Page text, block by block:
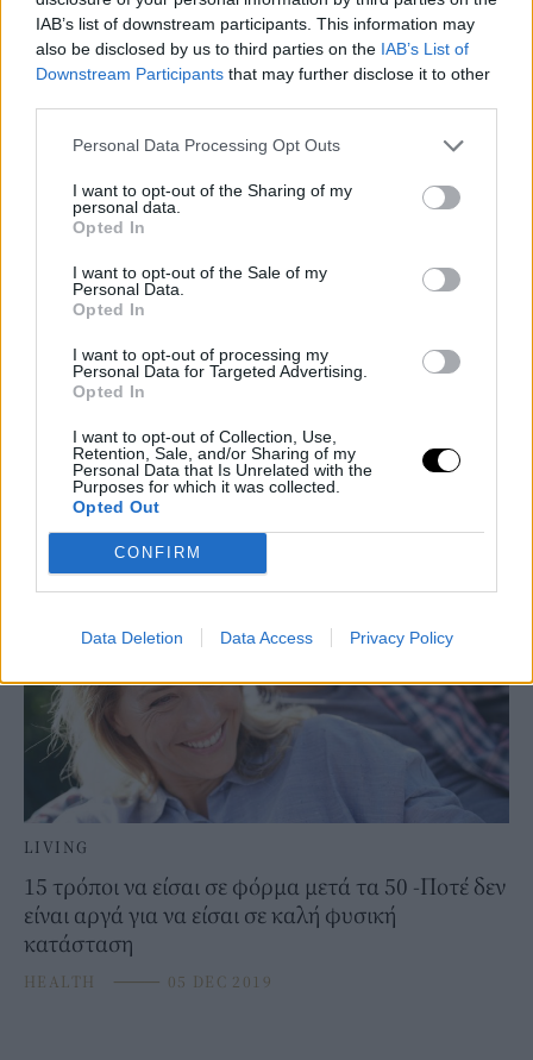
IAB’s list of downstream participants. This information may
also be disclosed by us to third parties on the IAB’s List of
Downstream Participants that may further disclose it to other
Personal Data Processing Opt Outs
I want to opt-out of the Sharing of my
personal data.
Opted In
I want to opt-out of the Sale of my
Personal Data.
Opted In
I want to opt-out of processing my
Personal Data for Targeted Advertising.
Opted In
I want to opt-out of Collection, Use,
Retention, Sale, and/or Sharing of my
Personal Data that Is Unrelated with the
Purposes for which it was collected.
Opted Out
CONFIRM
Data Deletion Data Access Privacy Policy
Ελένη Πετρουλάκη: «Η ζωή αρχίζει ξανά στα 50»
25 MAR 2021
FASHION
50, σύμφωνα με σχεδιάστρια -Για να δείχνεις σέξι,
chic και στιλάτη
BOVARY LOVES
LIVING
15 τρόποι να είσαι σε φόρμα μετά τα 50 -Ποτέ δεν
είναι αργά για να είσαι σε καλή φυσική
κατάσταση
HEALTH ⸻ 05 DEC 2019